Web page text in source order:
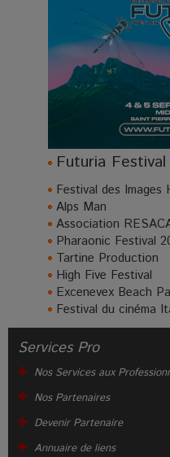
Futuria Festival
Festival des Images
Alps Man
Association
Pharaonic Festival
Tartine Production
High Five Festival
Excenevex Beach
Festival du cinéma
Services Pro
Nos Services aux
Nos Partenaires
Devenir Partenaire
Annuaire de liens